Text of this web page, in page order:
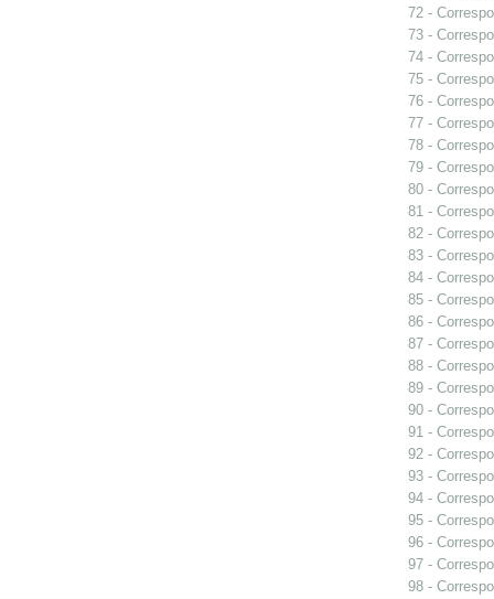
72 -
73 -
74 -
75 -
76 -
77 -
78 -
79 -
80 -
81 -
82 -
83 -
84 -
85 -
86 -
87 -
88 -
89 -
90 -
91 -
92 -
93 -
94 -
95 -
96 -
97 -
98 -